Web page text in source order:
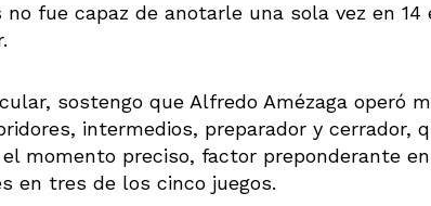
no fue capaz de anotarle una sola vez en
sostengo que Alfredo Amézaga operó
intermedios, preparador y cerrador,
momento preciso, factor preponderante
en tres de los cinco juegos.